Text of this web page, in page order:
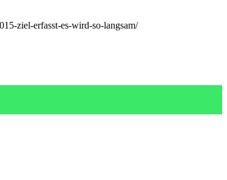
ziel-erfasst-es-wird-so-langsam/